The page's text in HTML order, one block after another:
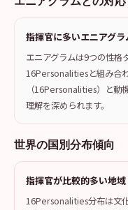
指揮官に多いエニアグラ
エニアグラムは9つの性格
16Personalitiesと組み合
（16Personalities）と動
理解を深められます。
世界の国別分布傾向
指揮官が比較的多い地域
16Personalities分布は文